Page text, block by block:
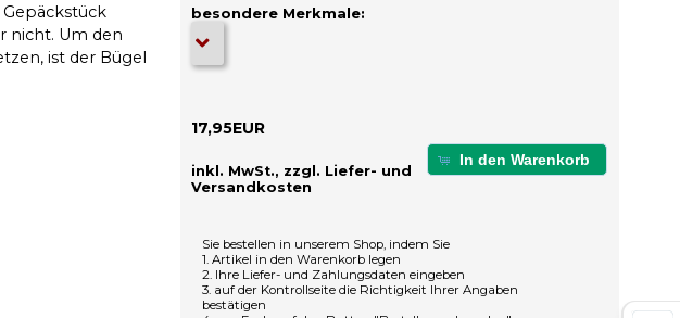
nicht. Um den
ist der Bügel
besondere Merkmale:
17,95EUR
In den Warenkorb
inkl. MwSt., zzgl. Liefer- und
Versandkosten
Sie bestellen in unserem Shop, indem Sie
1. Artikel in den Warenkorb legen
2. Ihre Liefer- und Zahlungsdaten eingeben
3. auf der Kontrollseite die Richtigkeit Ihrer Angaben
bestätigen